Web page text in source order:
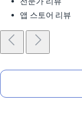
앱 스토어 리뷰